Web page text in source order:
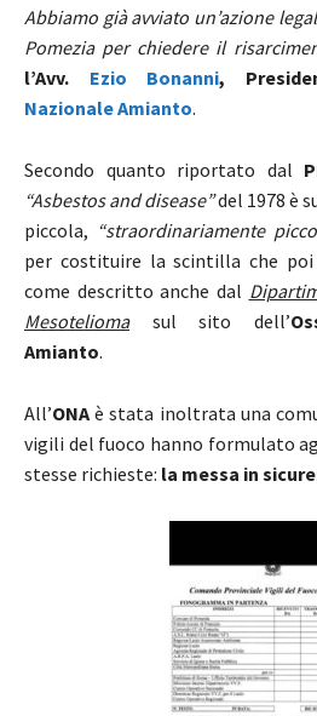
Abbiamo già avviato un’azione
Pomezia per chiedere il
l’Avv. Ezio Bonanni,
Nazionale Amianto.
Secondo quanto riportato dal
“Asbestos and disease”del 1978 è
piccola, “straordinariamente
per costituire la scintilla che
come descritto anche dal
Mesoteliomasul sito dell’
Amianto.
All’ONA è stata inoltrata una
vigili del fuoco hanno formulato
stesse richieste: la messa in